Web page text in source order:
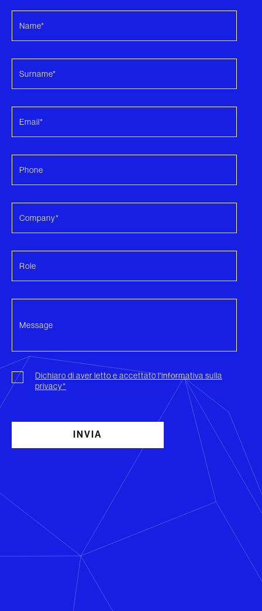
Dichiaro di aver letto e accettato l'informativa sulla
privacy*